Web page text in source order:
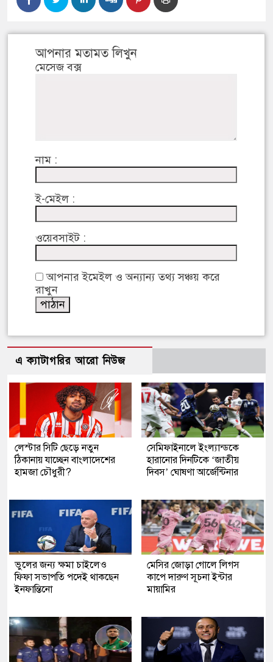
আপনার মতামত লিখুন
মেসেজ বক্স
নাম :
ই-মেইল :
ওয়েবসাইট :
আপনার ইমেইল ও অন্যান্য তথ্য সঞ্চয় করে
রাখুন
এ ক্যাটাগরির আরো নিউজ
লেস্টার সিটি ছেড়ে নতুন
ঠিকানায় যাচ্ছেন বাংলাদেশের
হামজা চৌধুরী?
সেমিফাইনালে ইংল্যান্ডকে
হারানোর দিনটিকে ‘জাতীয়
দিবস’ ঘোষণা আর্জেন্টিনার
ভুলের জন্য ক্ষমা চাইলেও
ফিফা সভাপতি পদেই থাকছেন
ইনফান্তিনো
মেসির জোড়া গোলে লিগস
কাপে দারুণ সূচনা ইন্টার
মায়ামির